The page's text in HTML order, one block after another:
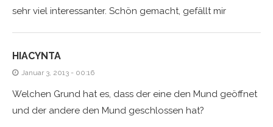
sehr viel interessanter. Schön gemacht, gefällt mir
HIACYNTA
Januar 3, 2013 - 00:16
Welchen Grund hat es, dass der eine den Mund geöffnet
und der andere den Mund geschlossen hat?